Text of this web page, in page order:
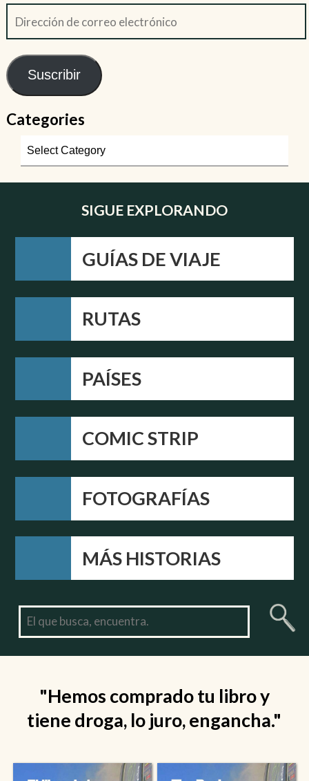
Suscribir
Categories
SIGUE EXPLORANDO
GUÍAS DE VIAJE
RUTAS
PAÍSES
COMIC STRIP
FOTOGRAFÍAS
MÁS HISTORIAS
"Hemos comprado tu libro y
tiene droga, lo juro, engancha."